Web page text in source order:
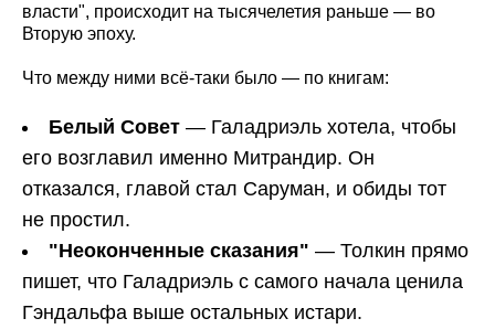
власти", происходит на тысячелетия раньше — во
Вторую эпоху.
Что между ними всё-таки было — по книгам:
Белый Совет — Галадриэль хотела, чтобы
его возглавил именно Митрандир. Он
отказался, главой стал Саруман, и обиды тот
не простил.
"Неоконченные сказания" — Толкин прямо
пишет, что Галадриэль с самого начала ценила
Гэндальфа выше остальных истари.